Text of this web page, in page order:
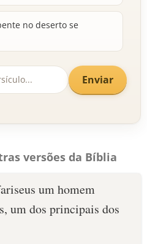
no deserto se
Enviar
versões da Bíblia
um homem
um dos principais dos